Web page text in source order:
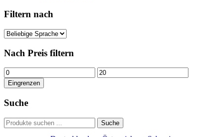
Filtern nach
Nach Preis filtern
Min.
Preis
Max.
Preis
Eingrenzen
Suche
Suchen
nach:
Suche